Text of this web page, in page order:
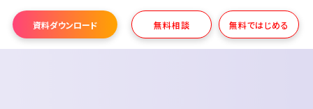
資料ダウンロード 無料相談 無料ではじめる